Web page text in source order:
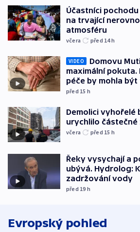
Účastníci
na trvající
atmosféru
včera před 14h
VIDEO
Domovu
maximální
péče by mohla
před 15 h
Demolici vyhořelé
urychlilo částečné
včera před 15 h
Řeky vysychají a
ubývá. Hydrolog:
zadržování vody
před 19 h
Evropský pohled